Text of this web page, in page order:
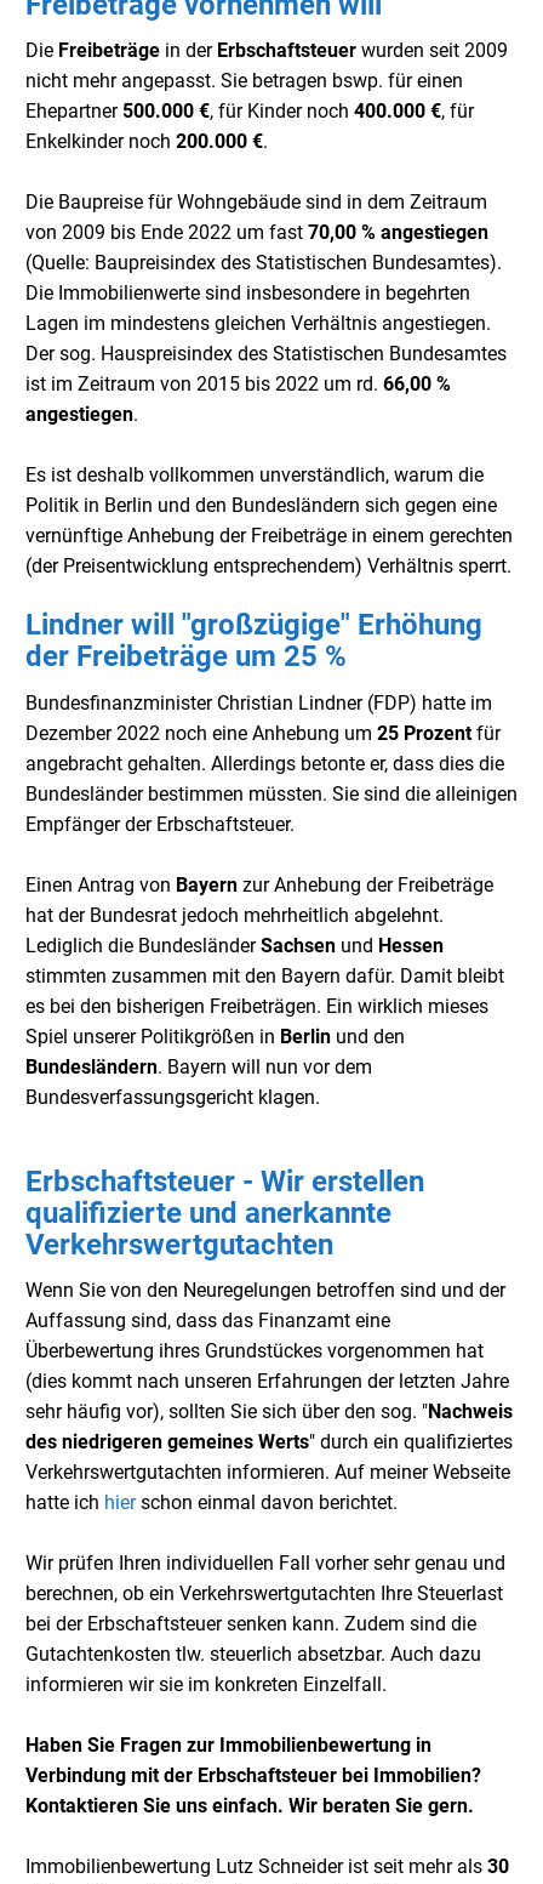
Die Freibeträge in der Erbschaftsteuer wurden seit 2009
nicht mehr angepasst. Sie betragen bswp. für einen
Ehepartner 500.000 €, für Kinder noch 400.000 €, für
Enkelkinder noch 200.000 €.
Die Baupreise für Wohngebäude sind in dem Zeitraum
von 2009 bis Ende 2022 um fast 70,00 % angestiegen
(Quelle: Baupreisindex des Statistischen Bundesamtes).
Die Immobilienwerte sind insbesondere in begehrten
Lagen im mindestens gleichen Verhältnis angestiegen.
Der sog. Hauspreisindex des Statistischen Bundesamtes
ist im Zeitraum von 2015 bis 2022 um rd. 66,00 %
angestiegen.
Es ist deshalb vollkommen unverständlich, warum die
Politik in Berlin und den Bundesländern sich gegen eine
vernünftige Anhebung der Freibeträge in einem gerechten
(der Preisentwicklung entsprechendem) Verhältnis sperrt.
Lindner will "großzügige" Erhöhung
der Freibeträge um 25 %
Bundesfinanzminister Christian Lindner (FDP) hatte im
Dezember 2022 noch eine Anhebung um 25 Prozentfür
angebracht gehalten. Allerdings betonte er, dass dies die
Bundesländer bestimmen müssten. Sie sind die alleinigen
Empfänger der Erbschaftsteuer.
Einen Antrag von Bayern zur Anhebung der Freibeträge
hat der Bundesrat jedoch mehrheitlich abgelehnt.
Lediglich die BundesländerSachsen und Hessen
stimmten zusammen mit den Bayern dafür. Damit bleibt
es bei den bisherigen Freibeträgen. Ein wirklich mieses
Spiel unserer Politikgrößen in Berlin und den
Bundesländern. Bayern will nun vor dem
Bundesverfassungsgericht klagen.
Erbschaftsteuer - Wir erstellen
qualifizierte und anerkannte
Verkehrswertgutachten
Wenn Sie von den Neuregelungen betroffen sind und der
Auffassung sind, dass das Finanzamt eine
Überbewertung ihres Grundstückes vorgenommen hat
(dies kommt nach unseren Erfahrungen der letzten Jahre
sehr häufig vor), sollten Sie sich über den sog. "Nachweis
des niedrigeren gemeines Werts" durch ein qualifiziertes
Verkehrswertgutachten informieren. Auf meiner Webseite
hatte ich hierschon einmal davon berichtet.
Wir prüfen Ihren individuellen Fall vorher sehr genau und
berechnen, ob ein Verkehrswertgutachten Ihre Steuerlast
bei der Erbschaftsteuer senken kann. Zudem sind die
Gutachtenkosten tlw. steuerlich absetzbar. Auch dazu
informieren wir sie im konkreten Einzelfall.
Haben Sie Fragen zur Immobilienbewertung in
Verbindung mit der Erbschaftsteuer bei Immobilien?
Kontaktieren Sie uns einfach. Wir beraten Sie gern.
Immobilienbewertung Lutz Schneider ist seit mehr als 30